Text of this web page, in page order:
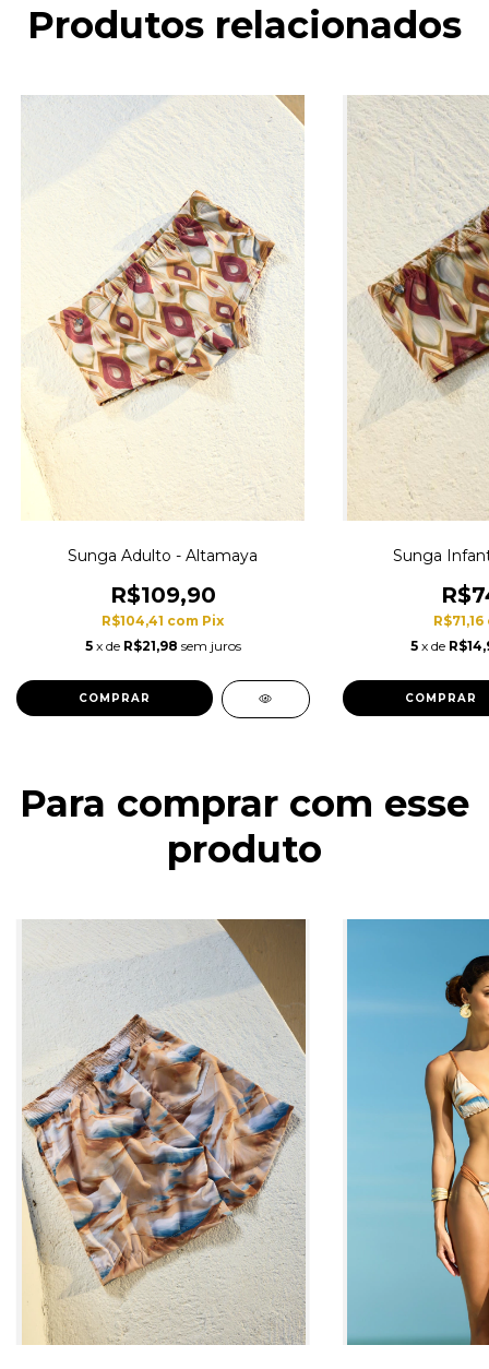
Produtos relacionados
Sunga Adulto - Altamaya
R$109,90
R$104,41 com Pix
5 x de R$21,98 sem juros
COMPRAR
Sunga
R$71,16
5 x de
COMPRAR
Para comprar com esse
produto